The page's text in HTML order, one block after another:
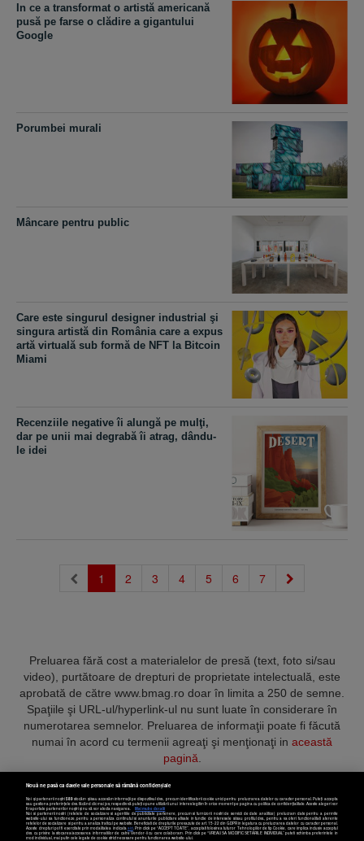
In ce a transformat o artistă americană
pusă pe farse o clădire a gigantului
Google
Porumbei murali
Mâncare pentru public
Care este singurul designer industrial şi
singura artistă din România care a expus
artă virtuală sub formă de NFT la Bitcoin
Miami
Recenziile negative îi alungă pe mulţi,
dar pe unii mai degrabă îi atrag, dându-
le idei
1 (current)
2 3 4 5 6 7
Preluarea fără cost a materialelor de presă (text, foto si/sau
video), purtătoare de drepturi de proprietate intelectuală, este
aprobată de către www.bmag.ro doar în limita a 250 de semne.
Spaţiile şi URL-ul/hyperlink-ul nu sunt luate în considerare în
numerotarea semnelor. Preluarea de informaţii poate fi făcută
numai în acord cu termenii agreaţi şi menţionaţi in această
pagină.
Termeni și condiții Confidențialitate Cookies Contact
Nouă ne pasă ca datele tale personale să rămână confidențiale
Noi și partenerii noștri589stocăm și/sau accesăm informații pe dispozitivul dvs., precum identificatorii cookie unici pentru prelucrarea datelor cu caracter personal. Puteți accepta
sau gestiona preferințele dvs. făcând clic mai jos, respectiv vă puteți opune utilizării unui interes legitim în orice moment pe pagina cu politica de confidențialitate. Aceste alegeri vor
fi raportate partenerilor noștri și nu vă vor afecta navigarea.
Mai multe detalii
Noi si partenerii nostri (retelele de socializare si agentiile de publicitate partenere, precum si furnizorii nostri de servicii de date analitice) prelucram date pentru a permite
website-ului sa functioneze, pentru a personaliza continutul si anunturile publicitare afisate in functie de interesele si/sau profilul dvs., pentru a va oferi functionalitati aferente
retelelor de socializare si pentru a analiza traficul pe website. Beneficiati de drepturile prevazute de art. 15-22 din GDPR in legatura cu prelucrarea datelor cu caracter personal.
Aceste drepturi pot fi exercitate prin modalitatea indicataaici. Prin click pe “ACCEPT TOATE”, acceptati folosirea tuturor Tehnologiilor de tip Cookie, care implica inclusiv acceptul
dvs. cu privire la stocarea/accesarea informatiilor de catre Vendor-ii cu care colaboram. Prin click pe “VREAU SA MODIFIC SETARILE INDIVIDUAL” puteti schimba preferintele in
mod individual, mai putin cele legate de cookie strict necesare pentru functionarea website-ului.